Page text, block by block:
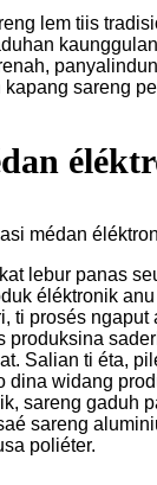
lem tiis
sareng
médan
lebur panas
éléktronik
ti prosés ngaput
produksina
Salian ti éta,
dina widang
sareng gaduh
sareng
poliéter.